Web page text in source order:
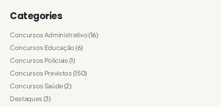
Categories
Concursos Administrativo(16)
Concursos Educação(6)
Concursos Policiais(1)
Concursos Previstos(150)
Concursos Saúde(2)
Destaques(3)